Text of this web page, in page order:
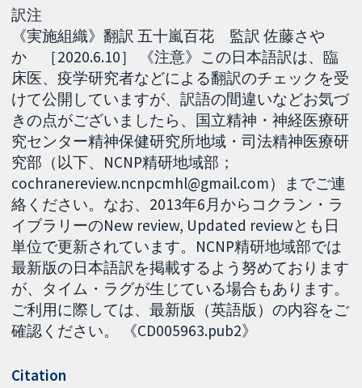
訳注
《実施組織》翻訳 五十嵐百花 監訳 佐藤さや
か ［2020.6.10］ 《注意》この日本語訳は、臨
床医、疫学研究者などによる翻訳のチェックを受
けて公開していますが、訳語の間違いなどお気づ
きの点がございましたら、国立精神・神経医療研
究センター精神保健研究所地域・司法精神医療研
究部（以下、NCNP精研地域部；
cochranereview.ncnpcmhl@gmail.com）までご連
絡ください。なお、2013年6月からコクラン・ラ
イブラリーのNew review, Updated reviewとも日
単位で更新されています。NCNP精研地域部では
最新版の日本語訳を掲載するよう努めております
が、タイム・ラグが生じている場合もあります。
ご利用に際しては、最新版（英語版）の内容をご
確認ください。 《CD005963.pub2》
Citation